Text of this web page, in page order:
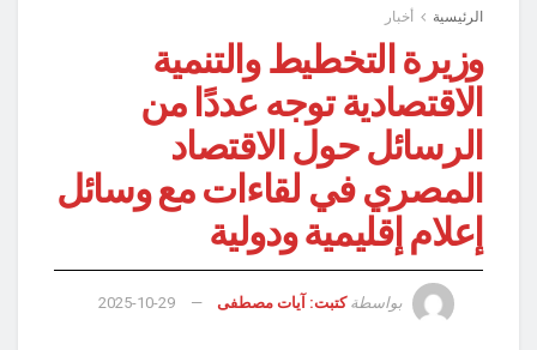
الرئيسية أخبار
وزيرة التخطيط والتنمية
الاقتصادية توجه عددًا من
الرسائل حول الاقتصاد
المصري في لقاءات مع وسائل
إعلام إقليمية ودولية
بواسطة كتبت: آيات مصطفى 2025-10-29